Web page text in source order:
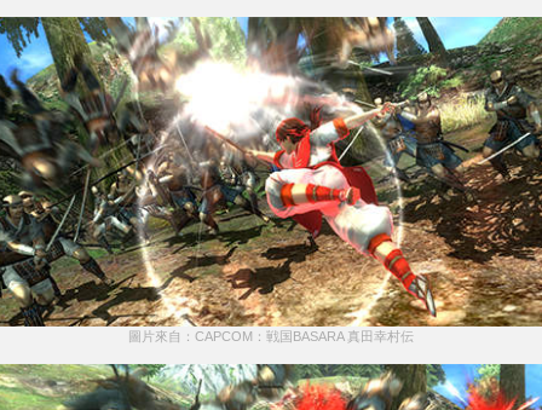
圖片來自：CAPCOM：戦国BASARA 真田幸村伝